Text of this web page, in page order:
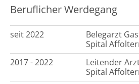
Beruflicher Werdegang
seit 2022
Belegarzt
Spital
2017 - 2022
Leitender
Spital